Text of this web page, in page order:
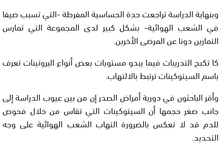
وبنهاية الدراسة تراجعت حدة الحساسية المفرطة -التي تسبب ضيقا
في الشعب الهوائية- بشكل كبير لدى المجموعة التي تمارس
التمارين دونا عن المرضى الأخرين.
كا تكبح التدريبات فيما يبدو مستويات بعض أنواع البروتينات تعرف
باسم السيتوكينات ترتبط بالالتهاب.
وأقر الباحثون في دورية أمراض الصدر إن من بين عيوب الدراسة إلى
جانب صغر حجمها أن السيتوكينات التي تقاس من خلال فحوص
للدم قد لا تعكس بالضرورة التهاب الشعب الهوائية على وجه
التحديد.